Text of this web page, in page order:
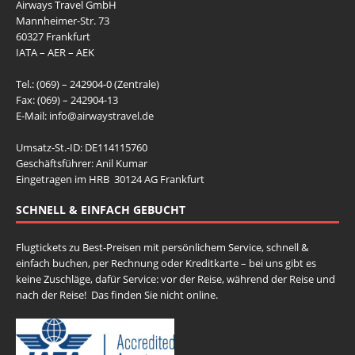
Airways Travel GmbH
Mannheimer-Str. 73
60327 Frankfurt
IATA – AER – AEK
Tel.: (069) – 242904-0 (Zentrale)
Fax: (069) – 242904-13
E-Mail: info@airwaystravel.de
Umsatz-St.-ID: DE114115760
Geschäftsführer: Anil Kumar
Eingetragen im HRB 30124 AG Frankfurt
SCHNELL & EINFACH GEBUCHT
Flugtickets zu Best-Preisen mit persönlichem Service, schnell &
einfach buchen, per Rechnung oder Kreditkarte – bei uns gibt es
keine Zuschläge, dafür Service: vor der Reise, während der Reise und
nach der Reise! Das finden Sie nicht online.